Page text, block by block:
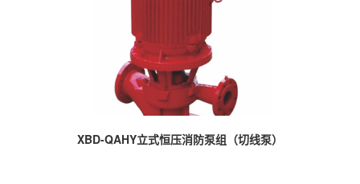
XBD-QAHY立式恒压消防泵组（切线泵）